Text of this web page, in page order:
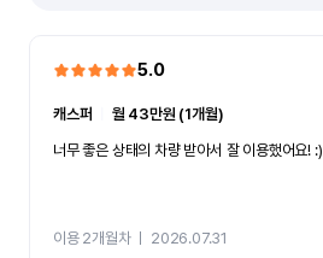
5.0
캐스퍼
월 43만원 (1개월)
너무 좋은 상태의 차량 받아서 잘 이용했어요! :)
이용 2개월차ㅣ 2026.07.31